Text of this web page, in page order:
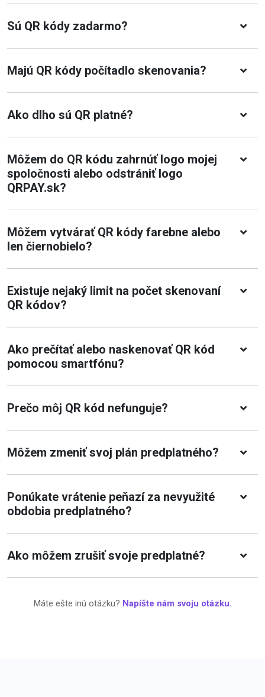
Sú QR kódy zadarmo?
Majú QR kódy počítadlo skenovania?
Ako dlho sú QR platné?
Môžem do QR kódu zahrnúť logo mojej
spoločnosti alebo odstrániť logo
QRPAY.sk?
Môžem vytvárať QR kódy farebne alebo
len čiernobielo?
Existuje nejaký limit na počet skenovaní
QR kódov?
Ako prečítať alebo naskenovať QR kód
pomocou smartfónu?
Prečo môj QR kód nefunguje?
Môžem zmeniť svoj plán predplatného?
Ponúkate vrátenie peňazí za nevyužité
obdobia predplatného?
Ako môžem zrušiť svoje predplatné?
Máte ešte inú otázku? Napíšte nám svoju otázku.